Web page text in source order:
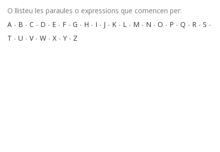
O llisteu les paraules o expressions que comencen per:
A - B - C - D - E - F - G - H - I - J - K - L - M - N - O - P - Q - R - S -
T - U - V- W - X - Y - Z